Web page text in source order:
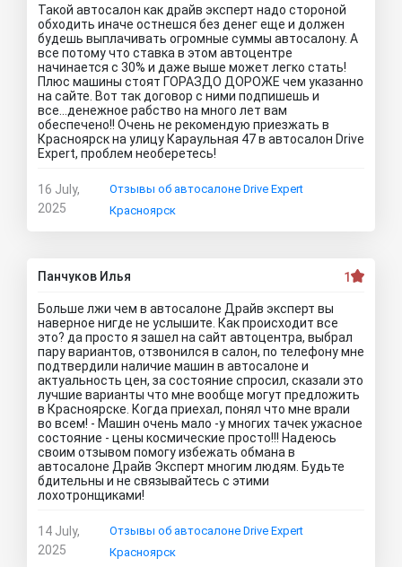
Такой автосалон как драйв эксперт надо стороной
обходить иначе остнешся без денег еще и должен
будешь выплачивать огромные суммы автосалону. А
все потому что ставка в этом автоцентре
начинается с 30% и даже выше может легко стать!
Плюс машины стоят ГОРАЗДО ДОРОЖЕ чем указанно
на сайте. Вот так договор с ними подпишешь и
все...денежное рабство на много лет вам
обеспечено!! Очень не рекомендую приезжать в
Красноярск на улицу Караульная 47 в автосалон Drive
Expert, проблем необеретесь!
16 July,
2025
Отзывы об автосалоне Drive Expert
Красноярск
Панчуков Илья 1
Больше лжи чем в автосалоне Драйв эксперт вы
наверное нигде не услышите. Как происходит все
это? да просто я зашел на сайт автоцентра, выбрал
пару вариантов, отзвонился в салон, по телефону мне
подтвердили наличие машин в автосалоне и
актуальность цен, за состояние спросил, сказали это
лучшие варианты что мне вообще могут предложить
в Красноярске. Когда приехал, понял что мне врали
во всем! - Машин очень мало -у многих тачек ужасное
состояние - цены космические просто!!! Надеюсь
своим отзывом помогу избежать обмана в
автосалоне Драйв Эксперт многим людям. Будьте
бдительны и не связывайтесь с этими
лохотронщиками!
14 July,
2025
Отзывы об автосалоне Drive Expert
Красноярск